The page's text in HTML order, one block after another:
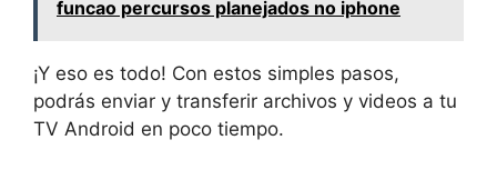
funcao percursos planejados no iphone
¡Y eso es todo! Con estos simples pasos,
podrás enviar y transferir archivos y videos a tu
TV Android en poco tiempo.